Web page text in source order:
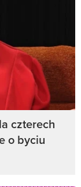
czterech
o byciu